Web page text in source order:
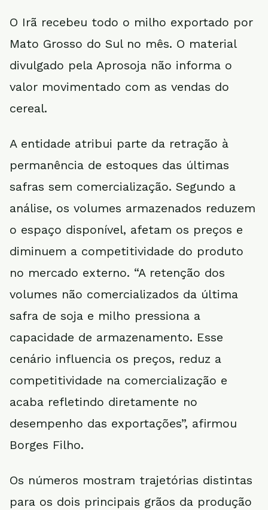
O Irã recebeu todo o milho exportado por
Mato Grosso do Sul no mês. O material
divulgado pela Aprosoja não informa o
valor movimentado com as vendas do
cereal.
A entidade atribui parte da retração à
permanência de estoques das últimas
safras sem comercialização. Segundo a
análise, os volumes armazenados reduzem
o espaço disponível, afetam os preços e
diminuem a competitividade do produto
no mercado externo. “A retenção dos
volumes não comercializados da última
safra de soja e milho pressiona a
capacidade de armazenamento. Esse
cenário influencia os preços, reduz a
competitividade na comercialização e
acaba refletindo diretamente no
desempenho das exportações”, afirmou
Borges Filho.
Os números mostram trajetórias distintas
para os dois principais grãos da produção